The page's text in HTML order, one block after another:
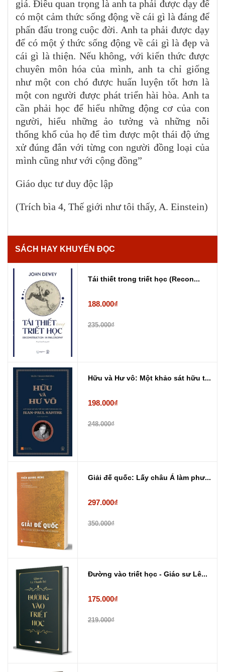
giá. Điều quan trọng là anh ta phải được dạy để
có một cảm thức sống động về cái gì là đáng để
phấn đấu trong cuộc đời. Anh ta phải được dạy
để có một ý thức sống động về cái gì là đẹp và
cái gì là thiện. Nếu không, với kiến thức được
chuyên môn hóa của mình, anh ta chỉ giống
như một con chó được huấn luyện tốt hơn là
một con người được phát triển hài hòa. Anh ta
cần phải học để hiểu những động cơ của con
người, hiểu những ảo tưởng và những nỗi
thống khổ của họ để tìm được một thái độ ứng
xử đúng đắn với từng con người đồng loại của
mình cũng như với cộng đồng”
Giáo dục tư duy độc lập
(Trích bìa 4, Thế giới như tôi thấy, A. Einstein)
SÁCH HAY KHUYẾN ĐỌC
Tái thiết trong triết học (Recon...
188.000₫
235.000₫
Hữu và Hư vô: Một khảo sát hữu t...
198.000₫
248.000₫
Giải đế quốc: Lấy châu Á làm phư...
297.000₫
350.000₫
Đường vào triết học - Giáo sư Lê...
175.000₫
219.000₫